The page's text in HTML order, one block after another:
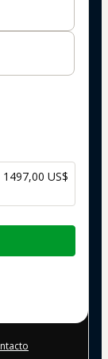
1497,00 US$